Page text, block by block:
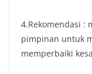
4.Rekomendasi :
pimpinan untuk
memperbaiki